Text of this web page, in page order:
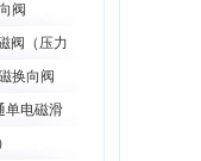
阀
阀（压力
换向阀
单电磁滑